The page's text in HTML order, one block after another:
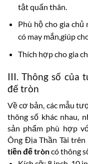
tật quấn thân.
Phù hộ cho gia
có may mắn,giúp
Thích hợp cho gia
III. Thông số của
đế tròn
Về cơ bản, các mẫu
thông số khác nhau,
sản phẩm phù hợp
Ông Địa Thần Tài
tiền đế tròncó thông